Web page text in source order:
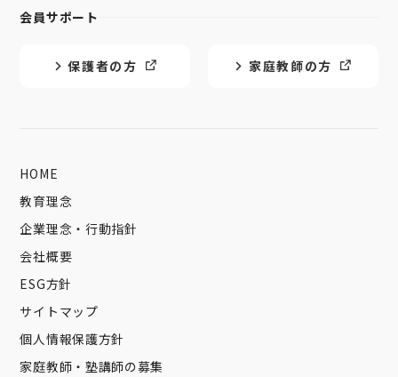
会員サポート
保護者の方 家庭教師の方
HOME
教育理念
企業理念・行動指針
会社概要
ESG方針
サイトマップ
個人情報保護方針
家庭教師・塾講師の募集